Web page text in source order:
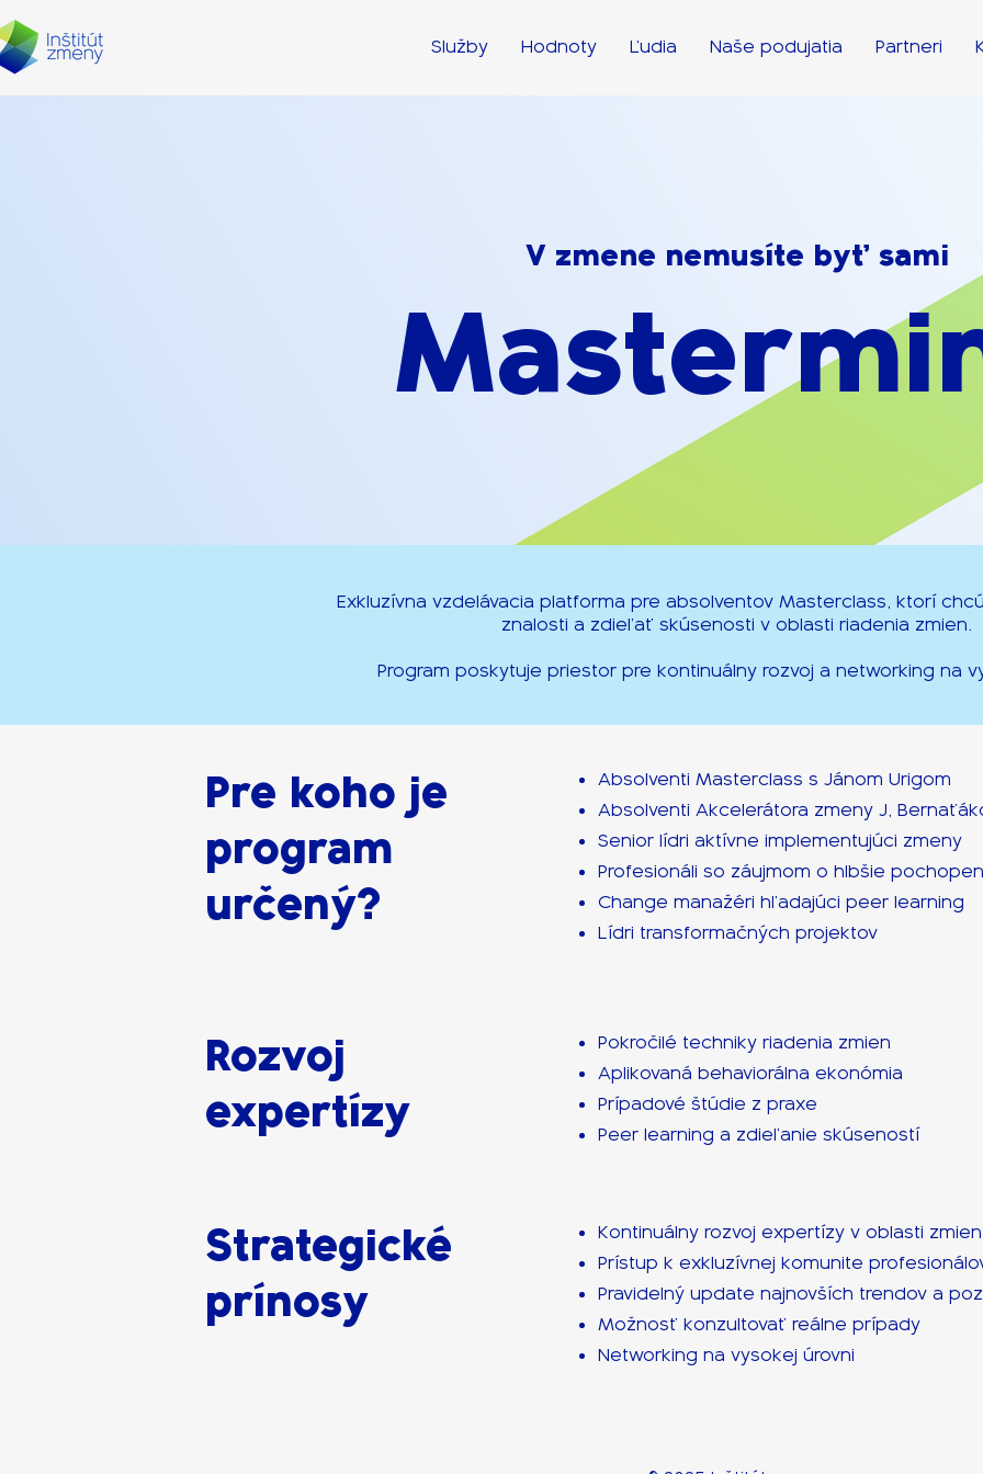
Služby Hodnoty Ľudia Naše podujatia Partneri
V zmene nemusíte byť sami
Exkluzívna vzdelávacia platforma pre absolventov Masterclass, ktorí
znalosti a zdieľať skúsenosti v oblasti riadenia zmien.
Program poskytuje priestor pre kontinuálny rozvoj a networking na
Pre koho je
program
určený?
Absolventi Masterclass s Jánom Urigom
Absolventi Akcelerátora zmeny J,
Senior lídri aktívne implementujúci zmeny
Profesionáli so záujmom o hlbšie
Change manažéri hľadajúci peer learning
Lídri transformačných projektov
Rozvoj
expertízy
Pokročilé techniky riadenia zmien
Aplikovaná behaviorálna ekonómia
Prípadové štúdie z praxe
Peer learning a zdieľanie skúseností
Strategické
prínosy
Kontinuálny rozvoj expertízy v oblasti zmien
Prístup k exkluzívnej komunite
Pravidelný update najnovších trendov a
Možnosť konzultovať reálne prípady
Networking na vysokej úrovni